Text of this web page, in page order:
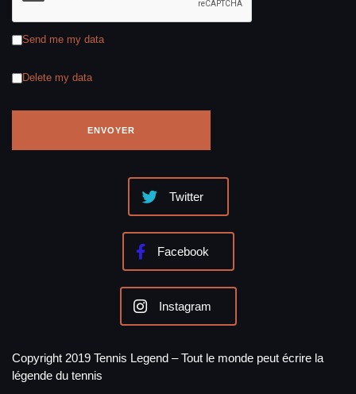
Send me my data
Delete my data
Twitter
Facebook
Instagram
Copyright 2019 Tennis Legend – Tout le monde peut écrire la
légende du tennis